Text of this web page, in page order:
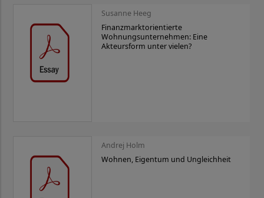
Susanne Heeg
Finanzmarktorientierte
Wohnungsunternehmen: Eine
Akteursform unter vielen?
Andrej Holm
Wohnen, Eigentum und Ungleichheit